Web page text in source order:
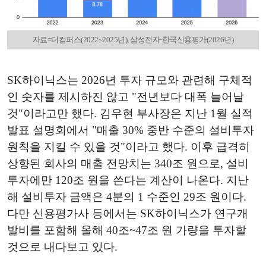
자료=더컴퍼스(2022~2025년), 삼성전자·한국신용평가(2026년)
SK하이닉스는 2026년 투자 규모와 관련해 구체적
인 숫자를 제시하진 않고 "전년보다 대폭 늘어날
것"이라고만 했다. 김우현 부사장은 지난 1월 실적
발표 설명회에서 "매출 30% 중반 수준의 설비투자
원칙을 지킬 수 있을 것"이라고 했다. 이후 급격히
상향된 회사의 매출 전망치는 340조 원으로, 설비
투자에만 120조 원을 쓴다는 계산이 나온다. 지난
해 설비투자 금액은 4분의 1 수준인 29조 원이다.
다만 신용평가사 등에서는 SK하이닉스가 연구개
발비를 포함해 올해 40조~47조 원 가량을 투자할
것으로 내다보고 있다.